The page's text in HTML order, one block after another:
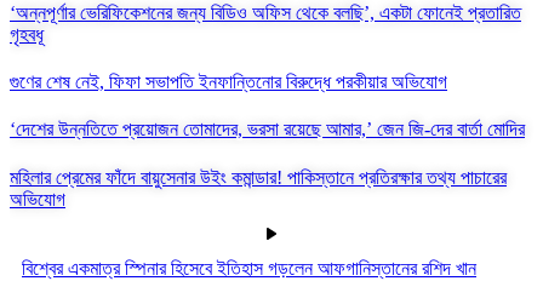
‘অন্নপূর্ণার ভেরিফিকেশনের জন্য বিডিও অফিস থেকে বলছি’, একটা ফোনেই প্রতারিত
গৃহবধূ
গুণের শেষ নেই, ফিফা সভাপতি ইনফান্তিনোর বিরুদ্ধে পরকীয়ার অভিযোগ
‘দেশের উন্নতিতে প্রয়োজন তোমাদের, ভরসা রয়েছে আমার,’ জেন জি-দের বার্তা মোদির
মহিলার প্রেমের ফাঁদে বায়ুসেনার উইং কমান্ডার! পাকিস্তানে প্রতিরক্ষার তথ্য পাচারের
অভিযোগ
বিশ্বের একমাত্র স্পিনার হিসেবে ইতিহাস গড়লেন আফগানিস্তানের রশিদ খান